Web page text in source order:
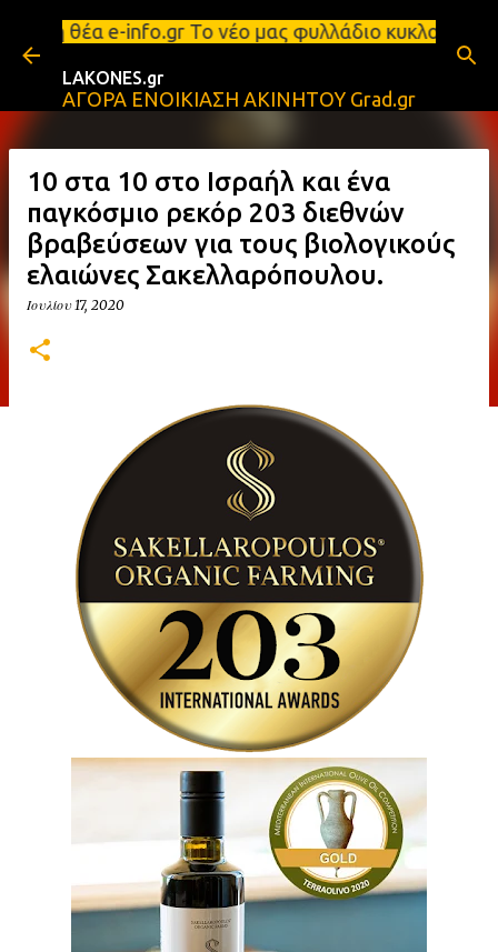
Μετάβαση στο κύριο περιεχόμενο
e-info.gr Το νέο μας
LAKONES.gr
ΑΓΟΡΑ ΕΝΟΙΚΙΑΣΗ ΑΚΙΝΗΤΟΥ Grad.gr
10 στα 10 στο Ισραήλ και ένα
παγκόσμιο ρεκόρ 203 διεθνών
βραβεύσεων για τους βιολογικούς
ελαιώνες Σακελλαρόπουλου.
Ιουλίου 17, 2020